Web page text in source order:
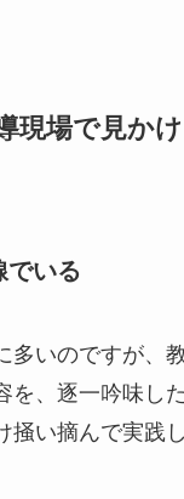
現場で見か
でいる
多いのですが、
を、逐一吟味した
掻い摘んで実践